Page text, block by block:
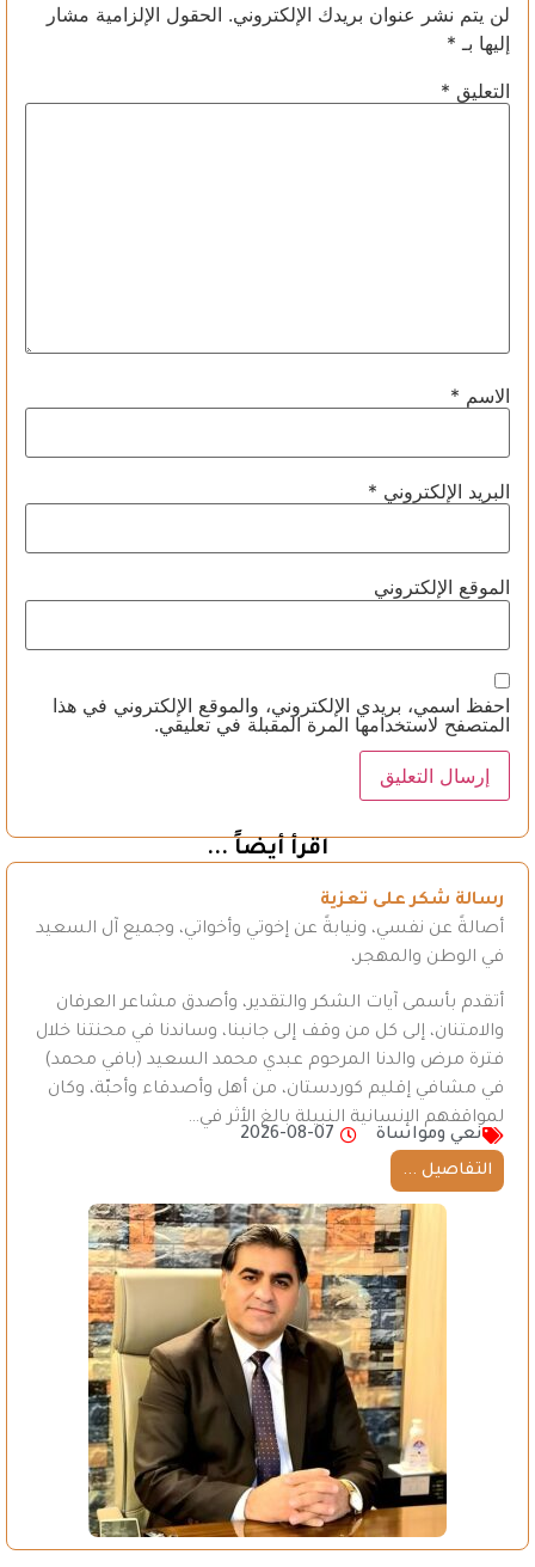
لن يتم نشر عنوان بريدك الإلكتروني. الحقول الإلزامية مشار
إليها بـ *
التعليق *
الاسم *
البريد الإلكتروني *
الموقع الإلكتروني
احفظ اسمي، بريدي الإلكتروني، والموقع الإلكتروني في هذا
المتصفح لاستخدامها المرة المقبلة في تعليقي.
اقرأ أيضاً ...
رسالة شكر على تعزية
أصالةً عن نفسي، ونيابةً عن إخوتي وأخواتي، وجميع آل السعيد
في الوطن والمهجر،
أتقدم بأسمى آيات الشكر والتقدير، وأصدق مشاعر العرفان
والامتنان، إلى كل من وقف إلى جانبنا، وساندنا في محنتنا خلال
فترة مرض والدنا المرحوم عبدي محمد السعيد (بافي محمد)
في مشافي إقليم كوردستان، من أهل وأصدقاء وأحبّة، وكان
لمواقفهم الإنسانية النبيلة بالغ الأثر في…
نعي ومواساة
2026-08-07
التفاصيل ...